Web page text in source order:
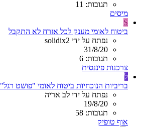
תגובות: 11
מיסים
S
ביטוח לאומי מענק לכל אזרח לא התקבל
נפתח על ידי solidix2
31/8/20
תגובות: 6
צרכנות פיננסית
ל
בריביות הנוכחיות ביטוח לאומי "פושט רגל"
נפתח על ידי לב אריה
19/8/20
תגובות: 58
אוף טופיק